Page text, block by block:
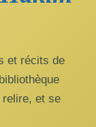
et récits de
relire, et se